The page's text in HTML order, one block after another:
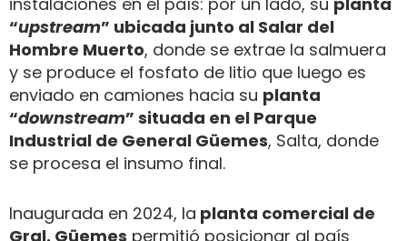
“upstream” ubicada junto al Salar del
Hombre Muerto, donde se extrae la salmuera
y se produce el fosfato de litio que luego es
enviado en camiones hacia su planta
“downstream” situada en el Parque
Industrial de General Güemes, Salta, donde
se procesa el insumo final.
Inaugurada en 2024, la planta comercial de
Gral. Güemes permitió posicionar al país